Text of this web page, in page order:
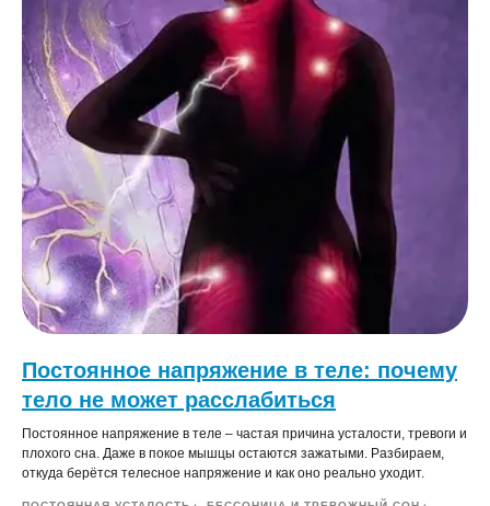
Постоянное напряжение в теле: почему
тело не может расслабиться
Постоянное напряжение в теле – частая причина усталости, тревоги и
плохого сна. Даже в покое мышцы остаются зажатыми. Разбираем,
откуда берётся телесное напряжение и как оно реально уходит.